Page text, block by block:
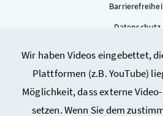
Wir haben Videos eingebettet,
Plattformen (z.B. YouTube)
Möglichkeit, dass externe
setzen. Wenn Sie dem
Datenschutz
Sitemap
Cookie-